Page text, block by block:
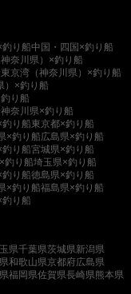
り船中国・四国×釣り船
奈川県）×釣り船
東京湾（神奈川県）×釣り船
）×釣り船
り船
神奈川県×釣り船
り船東京都×釣り船
×釣り船広島県×釣り船
り船宮城県×釣り船
釣り船埼玉県×釣り船
釣り船徳島県×釣り船
×釣り船福島県×釣り船
り船
県千葉県茨城県新潟県
和歌山県京都府広島県
福岡県佐賀県長崎県熊本県